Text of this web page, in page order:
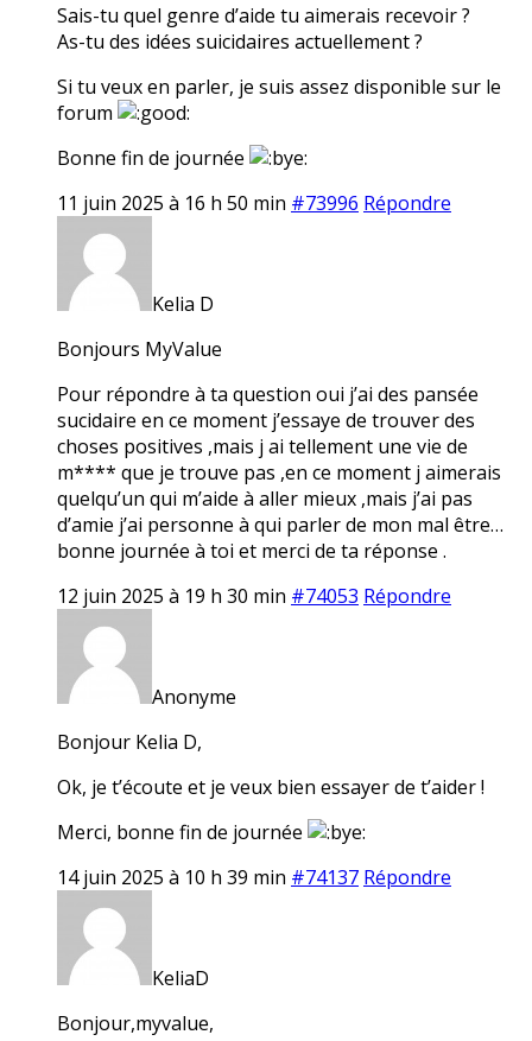
Sais-tu quel genre d’aide tu aimerais recevoir ?
As-tu des idées suicidaires actuellement ?
Si tu veux en parler, je suis assez disponible sur le
forum
Bonne fin de journée
11 juin 2025 à 16 h 50 min #73996 Répondre
Kelia D
Bonjours MyValue
Pour répondre à ta question oui j’ai des pansée
sucidaire en ce moment j’essaye de trouver des
choses positives ,mais j ai tellement une vie de
m**** que je trouve pas ,en ce moment j aimerais
quelqu’un qui m’aide à aller mieux ,mais j’ai pas
d’amie j’ai personne à qui parler de mon mal être…
bonne journée à toi et merci de ta réponse .
12 juin 2025 à 19 h 30 min #74053 Répondre
Anonyme
Bonjour Kelia D,
Ok, je t’écoute et je veux bien essayer de t’aider !
Merci, bonne fin de journée
14 juin 2025 à 10 h 39 min #74137 Répondre
KeliaD
Bonjour,myvalue,